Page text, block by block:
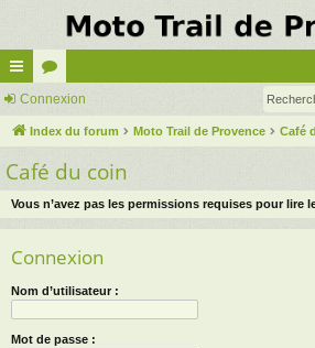
cc
ès
ra
pi
de
or
u
m
s
Connexion
Index du forum Moto Trail de Provence Café
Café du coin
Vous n’avez pas les permissions requises pour lire
Connexion
Nom d’utilisateur :
Mot de passe :